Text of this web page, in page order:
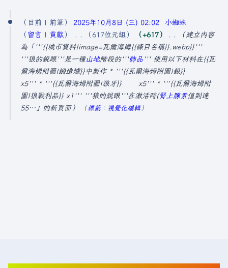
2
目前 前筆 2025年10月8日 (三) 02:02
小蜘蛛
留言
貢獻 617位元組 +617
建立內容
為「'''{{城市資料|image=瓦爾海姆{{條目名稱}}.webp}}'''
'''狼的銳眼'''是一種山地階段的'''飾品''' 使用以下材料在{{瓦
爾海姆附圖|鍛造爐}}中製作 * '''{{瓦爾海姆附圖|銀}}
x5''' * '''{{瓦爾海姆附圖|狼牙}} x5''' * '''{{瓦爾海姆附
圖|狼戰利品}} x1''' '''狼的銳眼'''在激活時(腎上腺素值到達
55…」的新頁面
標籤： 視覺化編輯